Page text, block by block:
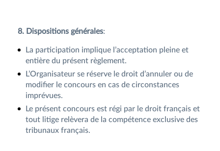
8. Dispositions générales:
La participation implique l’acceptation pleine et
entière du présent règlement.
L’Organisateur se réserve le droit d’annuler ou de
modifier le concours en cas de circonstances
imprévues.
Le présent concours est régi par le droit français et
tout litige relèvera de la compétence exclusive des
tribunaux français.